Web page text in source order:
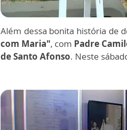
Além dessa bonita história de
com Maria", com Padre
de Santo Afonso. Neste